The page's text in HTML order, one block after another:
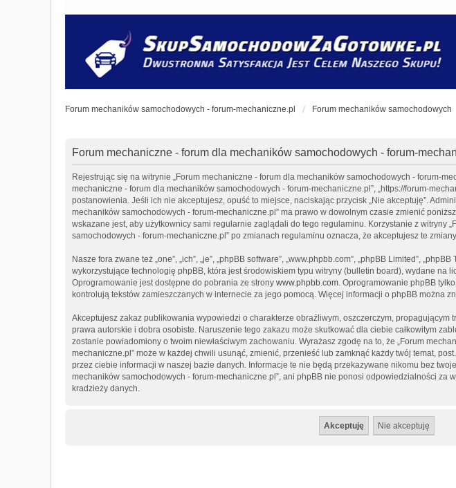
Forum mechaników samochodowych - forum-mechaniczne.pl Forum mechaników samochodowych
Forum mechaniczne - forum dla mechaników samochodowych - forum-
Rejestrując się na witrynie „Forum mechaniczne - forum dla mechaników samochodowych - forum-
mechaniczne - forum dla mechaników samochodowych - forum-mechaniczne.pl”, „https://forum-
postanowienia. Jeśli ich nie akceptujesz, opuść to miejsce, naciskając przycisk „Nie akceptuję”.
mechaników samochodowych - forum-mechaniczne.pl” ma prawo w dowolnym czasie zmienić
wskazane jest, aby użytkownicy sami regularnie zaglądali do tego regulaminu. Korzystanie z witryny
samochodowych - forum-mechaniczne.pl” po zmianach regulaminu oznacza, że akceptujesz te
Nasze fora zwane też „one”, „ich”, „je”, „phpBB software”, „www.phpbb.com”, „phpBB Limited”,
wykorzystujące technologię phpBB, która jest środowiskiem typu witryny (bulletin board), wydane na
Oprogramowanie jest dostępne do pobrania ze strony www.phpbb.com. Oprogramowanie phpBB
kontrolują tekstów zamieszczanych w internecie za jego pomocą. Więcej informacji o phpBB można
Akceptujesz zakaz publikowania wypowiedzi o charakterze obraźliwym, oszczerczym,
prawa autorskie i dobra osobiste. Naruszenie tego zakazu może skutkować dla ciebie całkowitym
zostanie powiadomiony o twoim niewłaściwym zachowaniu. Wyrażasz zgodę na to, że „Forum
mechaniczne.pl” może w każdej chwili usunąć, zmienić, przenieść lub zamknąć każdy twój temat,
przez ciebie informacji w naszej bazie danych. Informacje te nie będą przekazywane nikomu bez
mechaników samochodowych - forum-mechaniczne.pl”, ani phpBB nie ponosi odpowiedzialności za
kradzieży danych.